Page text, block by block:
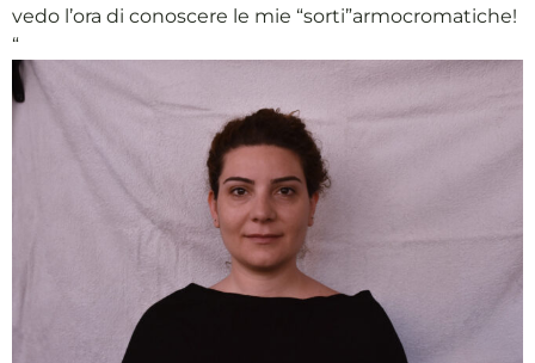
vedo l’ora di conoscere le mie “sorti”armocromatiche!
“